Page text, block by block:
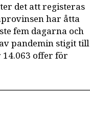
det att registeras
har åtta
fem dagarna och
pandemin stigit till
14.063 offer för